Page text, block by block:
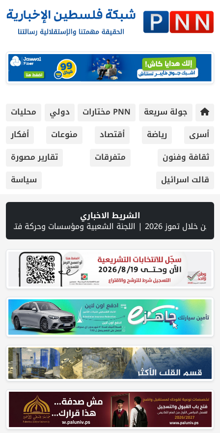
جولة سريعة PNN مختارات دولي
محليات
أسرى
رياضة أقتصاد منوعات
أفكار
ثقافة وفنون
متفرقات
تقارير مصورة
قالت اسرائيل
سياسة
الشريط الاخباري